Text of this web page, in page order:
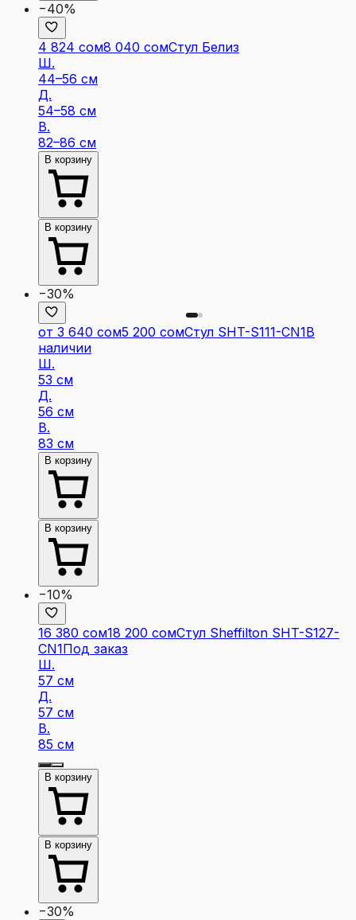
−40%
4 824 сом8 040 сомСтул Белиз
Ш.
44–56 см
Д.
54–58 см
В.
82–86 см
В корзину
В корзину
−30%
от 3 640 сом5 200 сомСтул SHT-S111-CN1В
наличии
Ш.
53 см
Д.
56 см
В.
83 см
В корзину
В корзину
−10%
16 380 сом18 200 сомСтул Sheffilton SHT-S127-
CN1Под заказ
Ш.
57 см
Д.
57 см
В.
85 см
В корзину
В корзину
−30%